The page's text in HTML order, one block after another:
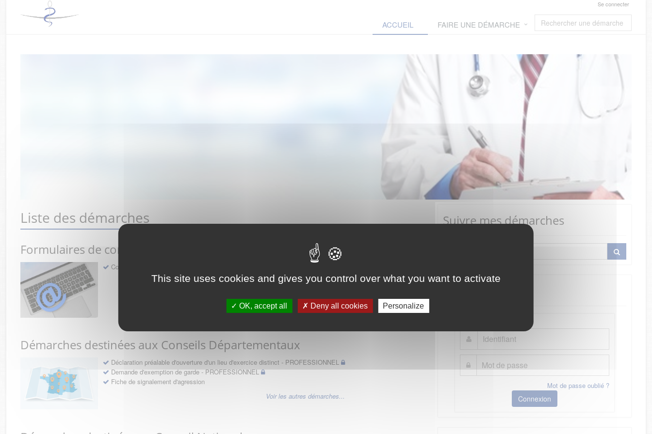
This site uses cookies and gives you control over what you want to activate
OK, accept all Deny all cookies Personalize
Se connecter
ACCUEIL FAIRE UNE DÉMARCHE
Liste des démarches
Formulaires de contact avec l'Ordre des Médecins
Contact
Démarches destinées aux Conseils Départementaux
Déclaration préalable d'ouverture d'un lieu d'exercice distinct - PROFESSIONNEL
Demande d'exemption de garde - PROFESSIONNEL
Fiche de signalement d'agression
Voir les autres démarches...
Suivre mes démarches
Mot de passe oublié ?
Connexion